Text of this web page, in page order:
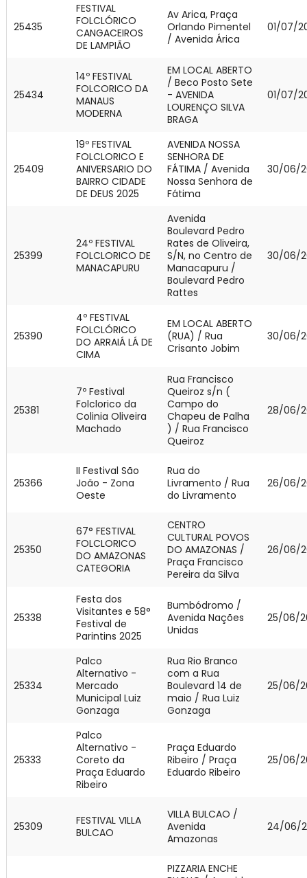
25435
FESTIVAL
FOLCLÓRICO
CANGACEIROS
DE LAMPIÃO
Av Arica, Praça
Orlando Pimentel
/ Avenida Árica
01/07/
25434
14º FESTIVAL
FOLCORICO DA
MANAUS
MODERNA
EM LOCAL ABERTO
/ Beco Posto Sete
- AVENIDA
LOURENÇO SILVA
BRAGA
01/07/
25409
19º FESTIVAL
FOLCLORICO E
ANIVERSARIO DO
BAIRRO CIDADE
DE DEUS 2025
AVENIDA NOSSA
SENHORA DE
FÁTIMA / Avenida
Nossa Senhora de
Fátima
30/06/
25399
24º FESTIVAL
FOLCLORICO DE
MANACAPURU
Avenida
Boulevard Pedro
Rates de Oliveira,
S/N, no Centro de
Manacapuru /
Boulevard Pedro
Rattes
30/06/
25390
4º FESTIVAL
FOLCLÓRICO
DO ARRAIÁ LÁ DE
CIMA
EM LOCAL ABERTO
(RUA) / Rua
Crisanto Jobim
30/06/
25381
7º Festival
Folclorico da
Colinia Oliveira
Machado
Rua Francisco
Queiroz s/n (
Campo do
Chapeu de Palha
) / Rua Francisco
Queiroz
28/06/
25366
II Festival São
João - Zona
Oeste
Rua do
Livramento / Rua
do Livramento
26/06/
25350
67° FESTIVAL
FOLCLORICO
DO AMAZONAS
CATEGORIA
CENTRO
CULTURAL POVOS
DO AMAZONAS /
Praça Francisco
Pereira da Silva
26/06/
25338
Festa dos
Visitantes e 58°
Festival de
Parintins 2025
Bumbódromo /
Avenida Nações
Unidas
25/06/
25334
Palco
Alternativo -
Mercado
Municipal Luiz
Gonzaga
Rua Rio Branco
com a Rua
Boulevard 14 de
maio / Rua Luiz
Gonzaga
25/06/
25333
Palco
Alternativo -
Coreto da
Praça Eduardo
Ribeiro
Praça Eduardo
Ribeiro / Praça
Eduardo Ribeiro
25/06/
25309
FESTIVAL VILLA
BULCAO
VILLA BULCAO /
Avenida
Amazonas
24/06/
PIZZARIA ENCHE